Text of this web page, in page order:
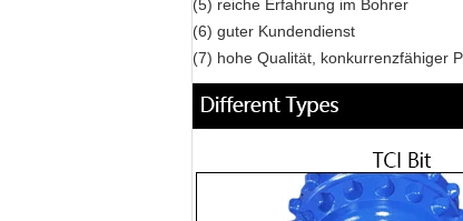
(5) reiche Erfahrung im Bohrer
(6) guter Kundendienst
(7) hohe Qualität, konkurrenzfähiger